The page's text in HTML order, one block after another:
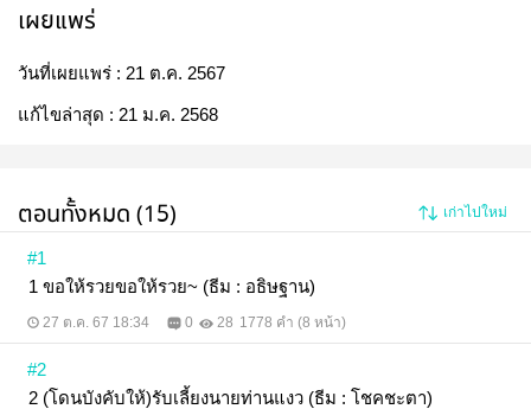
เผยแพร่
วันที่เผยแพร่ : 21 ต.ค. 2567
แก้ไขล่าสุด : 21 ม.ค. 2568
ตอนทั้งหมด (15) เก่าไปใหม่
#1
1 ขอให้รวยขอให้รวย~ (ธีม : อธิษฐาน)
27 ต.ค. 67 18:34 0 28 1778 คำ (8 หน้า)
#2
2 (โดนบังคับให้)รับเลี้ยงนายท่านแงว (ธีม : โชคชะตา)